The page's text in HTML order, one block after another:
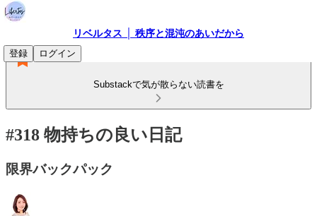
リベルタス │ 秩序と混沌のあいだから
登録
ログイン
Substackで気が散らない読書を
#318 物持ちの良い日記
限界バックパック